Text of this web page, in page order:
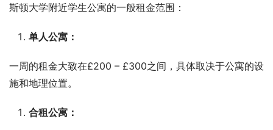
斯顿大学附近学生公寓的一般租金范围：
单人公寓：
一周的租金大致在£200 – £300之间，具体取决于公寓的设
施和地理位置。
合租公寓：